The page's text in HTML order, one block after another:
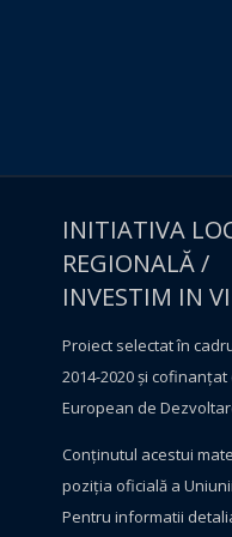
INITIATIVA
REGIONALĂ /
INVESTIM IN
Proiect selectat în
2014-2020 și
European de
Conţinutul acestui
poziţia oficială a
Pentru informatii